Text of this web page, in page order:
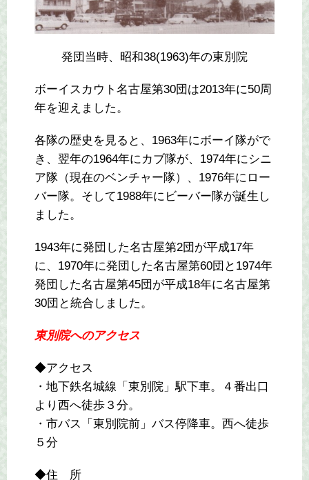
発団当時、昭和38(1963)年の東別院
ボーイスカウト名古屋第30団は2013年に50周
年を迎えました。
各隊の歴史を見ると、1963年にボーイ隊がで
き、翌年の1964年にカブ隊が、1974年にシニ
ア隊（現在のベンチャー隊）、1976年にロー
バー隊。そして1988年にビーバー隊が誕生し
ました。
1943年に発団した名古屋第2団が平成17年
に、1970年に発団した名古屋第60団と1974年
発団した名古屋第45団が平成18年に名古屋第
30団と統合しました。
東別院へのアクセス
◆アクセス
・地下鉄名城線「東別院」駅下車。４番出口
より西へ徒歩３分。
・市バス「東別院前」バス停降車。西へ徒歩
５分
◆住 所